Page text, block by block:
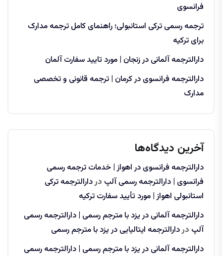
فرانسوی
ترجمه رسمی ترکی استانبولی؛ راهنمای کامل ترجمه مدارک
برای ترکیه
دارالترجمه آلمانی در زنجان | مورد تایید سفارت آلمان
دارالترجمه فرانسوی در کرمان | ترجمه قانونی و تخصصی
مدارک
آخرین دیدگاه‌ها
دارالترجمه فرانسوی در اهواز | خدمات ترجمه رسمی
فرانسوی | دارالترجمه رسمی آلپ دردارالترجمه ترکی
استانبولی اهواز | مورد تأیید سفارت ترکیه
دارالترجمه آلمانی در یزد با مترجم رسمی | دارالترجمه رسمی
آلپ دردارالترجمه ایتالیایی در یزد با مترجم رسمی
دارالترجمه آلمانی در یزد با مترجم رسمی | دارالترجمه رسمی